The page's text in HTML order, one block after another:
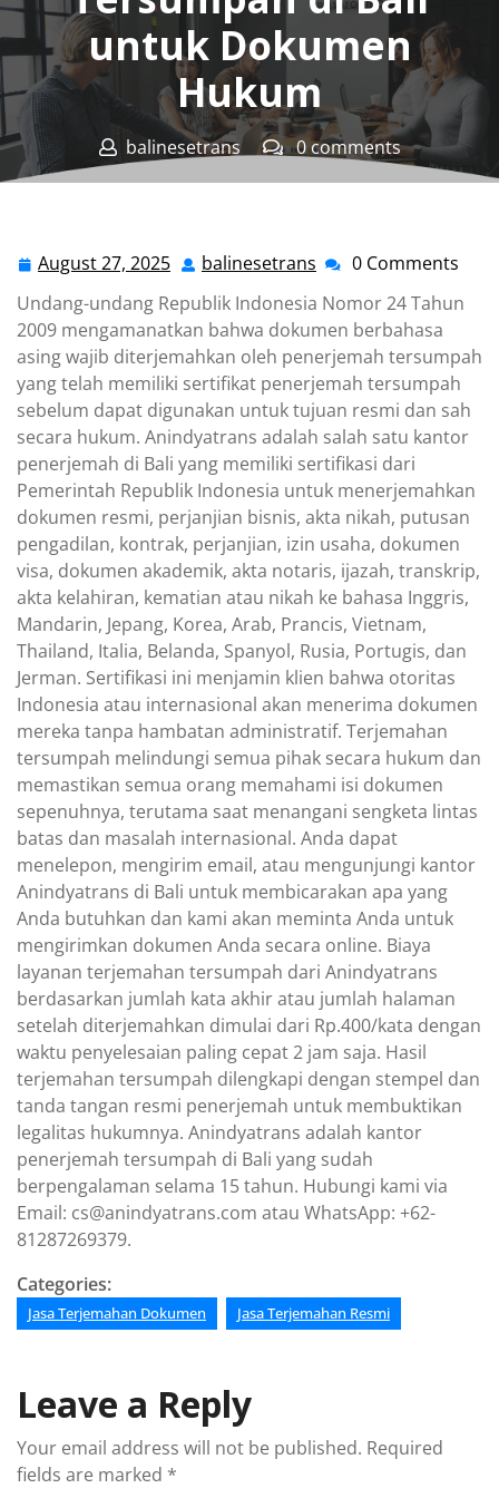
untuk Dokumen
Hukum
balinesetrans
0 comments
August 27, 2025 August
2025
balinesetrans balinesetrans
0 Comments
Undang-undang Republik Indonesia Nomor 24 Tahun
2009 mengamanatkan bahwa dokumen berbahasa
asing wajib diterjemahkan oleh penerjemah tersumpah
yang telah memiliki sertifikat penerjemah tersumpah
sebelum dapat digunakan untuk tujuan resmi dan sah
secara hukum. Anindyatrans adalah salah satu kantor
penerjemah di Bali yang memiliki sertifikasi dari
Pemerintah Republik Indonesia untuk menerjemahkan
dokumen resmi, perjanjian bisnis, akta nikah, putusan
pengadilan, kontrak, perjanjian, izin usaha, dokumen
visa, dokumen akademik, akta notaris, ijazah, transkrip,
akta kelahiran, kematian atau nikah ke bahasa Inggris,
Mandarin, Jepang, Korea, Arab, Prancis, Vietnam,
Thailand, Italia, Belanda, Spanyol, Rusia, Portugis, dan
Jerman. Sertifikasi ini menjamin klien bahwa otoritas
Indonesia atau internasional akan menerima dokumen
mereka tanpa hambatan administratif. Terjemahan
tersumpah melindungi semua pihak secara hukum dan
memastikan semua orang memahami isi dokumen
sepenuhnya, terutama saat menangani sengketa lintas
batas dan masalah internasional. Anda dapat
menelepon, mengirim email, atau mengunjungi kantor
Anindyatrans di Bali untuk membicarakan apa yang
Anda butuhkan dan kami akan meminta Anda untuk
mengirimkan dokumen Anda secara online. Biaya
layanan terjemahan tersumpah dari Anindyatrans
berdasarkan jumlah kata akhir atau jumlah halaman
setelah diterjemahkan dimulai dari Rp.400/kata dengan
waktu penyelesaian paling cepat 2 jam saja. Hasil
terjemahan tersumpah dilengkapi dengan stempel dan
tanda tangan resmi penerjemah untuk membuktikan
legalitas hukumnya. Anindyatrans adalah kantor
penerjemah tersumpah di Bali yang sudah
berpengalaman selama 15 tahun. Hubungi kami via
Email: cs@anindyatrans.com atau WhatsApp: +62-
81287269379.
Categories:
Jasa Terjemahan Dokumen Jasa Terjemahan Resmi
Leave a Reply
Your email address will not be published. Required
fields are marked *